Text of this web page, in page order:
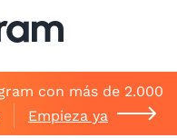
con más de 2.000
Empieza ya